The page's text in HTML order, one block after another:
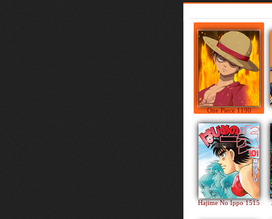
One Piece 1190
Hajime No Ippo 1515